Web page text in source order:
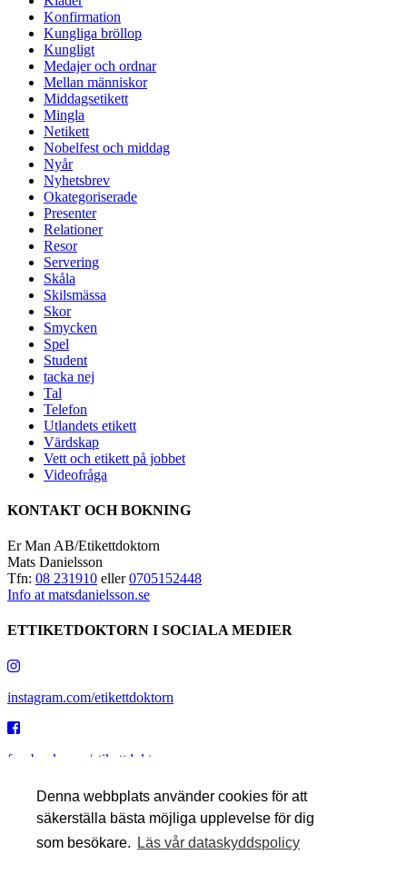
Denna webbplats använder cookies för att
säkerställa bästa möjliga upplevelse för dig
som besökare.
Läs vår dataskyddspolicy
Konfirmation
Kungliga bröllop
Kungligt
Medajer och ordnar
Mellan människor
Middagsetikett
Mingla
Netikett
Nobelfest och middag
Nyår
Nyhetsbrev
Okategoriserade
Presenter
Relationer
Resor
Servering
Skåla
Skilsmässa
Skor
Smycken
Spel
Student
tacka nej
Tal
Telefon
Utlandets etikett
Värdskap
Vett och etikett på jobbet
Videofråga
KONTAKT OCH BOKNING
Er Man AB/Etikettdoktorn
Mats Danielsson
Tfn: 08 231910 eller0705152448
Info at matsdanielsson.se
ETTIKETDOKTORN I SOCIALA MEDIER
instagram.com/etikettdoktorn
facebook.com/etikettdoktorn
youtube.com/etikettdoktorn